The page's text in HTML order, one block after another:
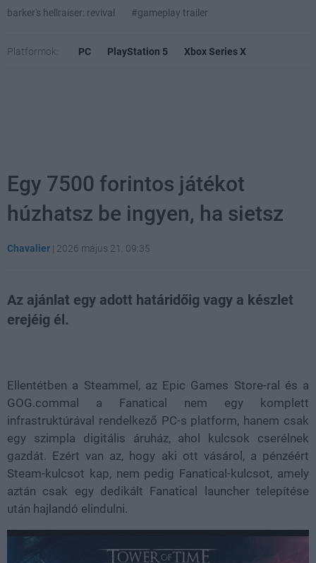
barker's hellraiser: revival
#gameplay trailer
Platformok: PC PlayStation 5 Xbox Series X
Egy 7500 forintos játékot
húzhatsz be ingyen, ha sietsz
Chavalier | 2026 május 21. 09:35
Az ajánlat egy adott határidőig vagy a készlet
erejéig él.
Ellentétben a Steammel, az Epic Games Store-ral és a
GOG.commal a Fanatical nem egy komplett
infrastruktúrával rendelkező PC-s platform, hanem csak
egy szimpla digitális áruház, ahol kulcsok cserélnek
gazdát. Ezért van az, hogy aki ott vásárol, a pénzéért
Steam-kulcsot kap, nem pedig Fanatical-kulcsot, amely
aztán csak egy dedikált Fanatical launcher telepítése
után hajlandó elindulni.